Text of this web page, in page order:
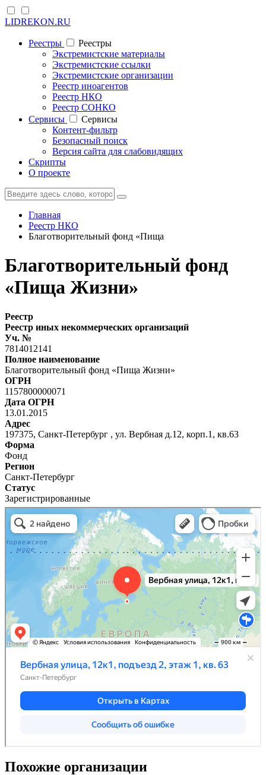
LIDREKON.RU
Реестры
Реестры
Экстремистские материалы
Экстремистские ссылки
Экстремистские организации
Реестр иноагентов
Реестр НКО
Реестр СОНКО
Cервисы
Cервисы
Контент-фильтр
Безопасный поиск
Версия сайта для слабовидящих
Скрипты
О проекте
Главная
Реестр НКО
Благотворительный фонд «Пища
Благотворительный фонд
«Пища Жизни»
Реестр
Реестр иных некоммерческих организаций
Уч. №
7814012141
Полное наименование
Благотворительный фонд «Пища Жизни»
ОГРН
1157800000071
Дата ОГРН
13.01.2015
Адрес
197375, Санкт-Петербург , ул. Вербная д.12, корп.1, кв.63
Форма
Фонд
Регион
Санкт-Петербург
Статус
Зарегистрированные
Похожие организации